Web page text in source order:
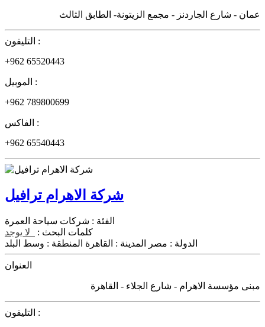
عمان - شارع الجاردنز - مجمع الزيتونة- الطابق الثالث
التليفون :
+962 65520443
الموبيل :
+962 789800699
الفاكس :
+962 65540443
شركة الاهرام ترافيل
الفئة : شركات سياحة العمرة
كلمات البحث :
لا يوجد
الدولة : مصر المدينة : القاهرة المنطقة : وسط البلد
العنوان
مبنى مؤسسة الاهرام - شارع الجلاء - القاهرة
التليفون :